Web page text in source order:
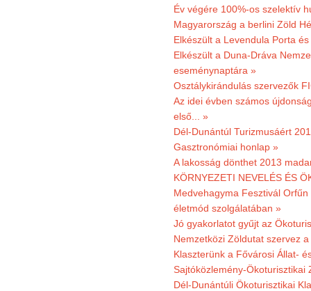
Év végére 100%-os szelektív
Magyarország a berlini Zöld
Elkészült a Levendula Porta
Elkészült a Duna-Dráva
eseménynaptára »
Osztálykirándulás szervezők
Az idei évben számos
első... »
Dél-Dunántúl Turizmusáért
Gasztronómiai honlap »
A lakosság dönthet 2013
KÖRNYEZETI NEVELÉS ÉS
Medvehagyma Fesztivál
életmód szolgálatában »
Jó gyakorlatot gyűjt az
Nemzetközi Zöldutat szervez
Klaszterünk a Fővárosi Állat-
Sajtóközlemény-Ökoturisztikai
Dél-Dunántúli Ökoturisztikai